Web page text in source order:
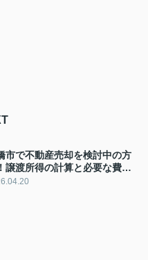
市で不動産売却を検討中の方
譲渡所得の計算と必要な費用
かりやすく整理